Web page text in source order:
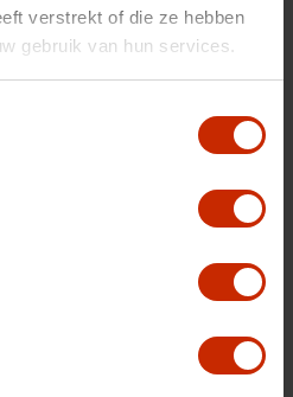
verstrekt of die ze hebben
gebruik van hun services.